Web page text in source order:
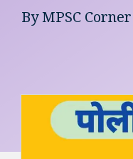
ByMPSC Corner